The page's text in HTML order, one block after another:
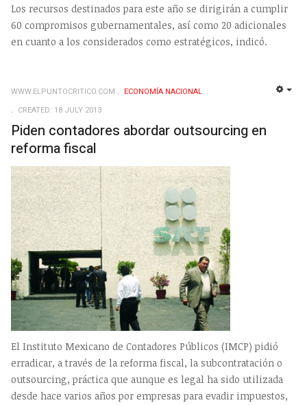
Los recursos destinados para este año se dirigirán a cumplir
60 compromisos gubernamentales, así como 20 adicionales
en cuanto a los considerados como estratégicos, indicó.
WWW.ELPUNTOCRITICO.COM
ECONOMÍ­A NACIONAL
CREATED: 18 JULY 2013
Piden contadores abordar outsourcing en
reforma fiscal
El Instituto Mexicano de Contadores Públicos (IMCP) pidió
erradicar, a través de la reforma fiscal, la subcontratación o
outsourcing, práctica que aunque es legal ha sido utilizada
desde hace varios años por empresas para evadir impuestos,